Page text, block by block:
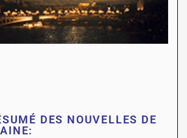
DES NOUVELLES DE